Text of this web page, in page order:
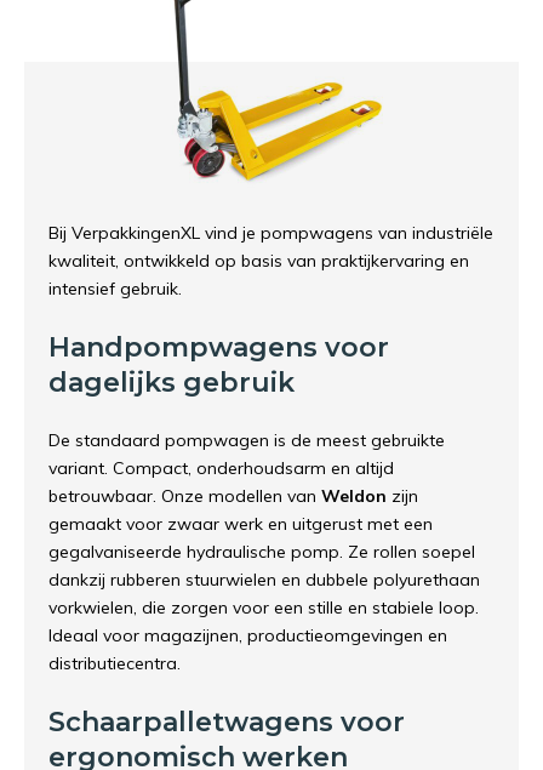
Bij VerpakkingenXL vind je pompwagens van industriële
kwaliteit, ontwikkeld op basis van praktijkervaring en
intensief gebruik.
Handpompwagens voor
dagelijks gebruik
De standaard pompwagen is de meest gebruikte
variant. Compact, onderhoudsarm en altijd
betrouwbaar. Onze modellen van Weldon zijn
gemaakt voor zwaar werk en uitgerust met een
gegalvaniseerde hydraulische pomp. Ze rollen soepel
dankzij rubberen stuurwielen en dubbele polyurethaan
vorkwielen, die zorgen voor een stille en stabiele loop.
Ideaal voor magazijnen, productieomgevingen en
distributiecentra.
Schaarpalletwagens voor
ergonomisch werken